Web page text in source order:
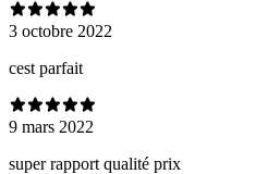
3 octobre 2022
cest parfait
9 mars 2022
super rapport qualité prix